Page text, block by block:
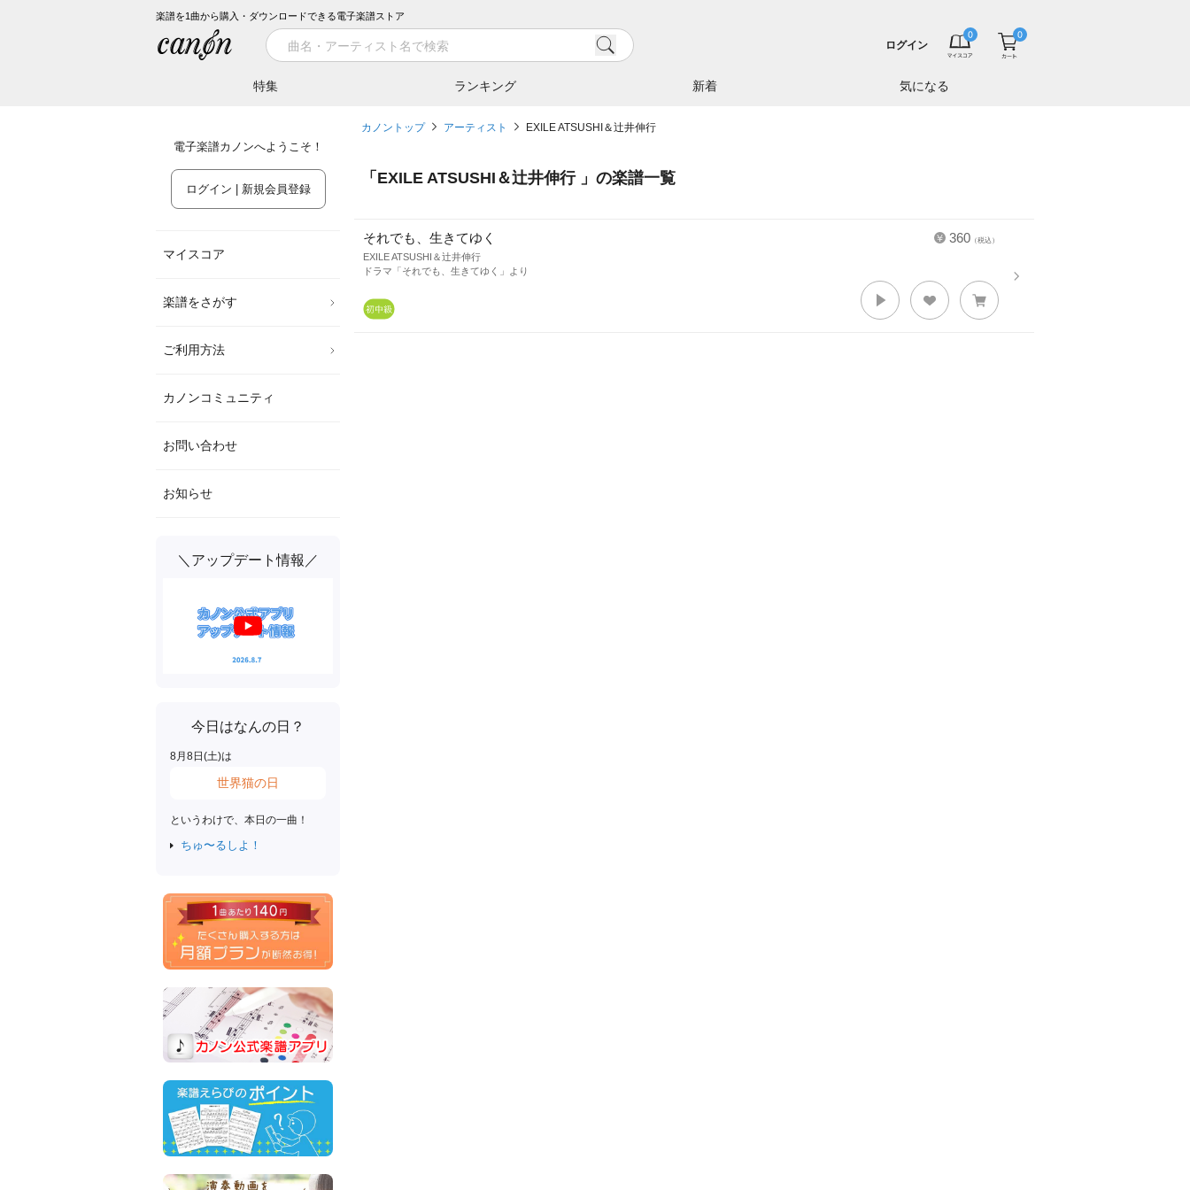
楽譜を1曲から購入・ダウンロードできる電子楽譜ストア
特集 ランキング 新着 気になる
ログイン
電子楽譜カノンへようこそ！
ログイン | 新規会員登録
マイスコア
楽譜をさがす
ご利用方法
カノンコミュニティ
お問い合わせ
お知らせ
＼アップデート情報／
今日はなんの日？
8月 8日(土)は
世界猫の日
というわけで、本日の一曲！
ちゅ〜るしよ！
カノントップ アーティスト EXILE ATSUSHI＆辻井伸行
「 EXILE ATSUSHI＆辻井伸行 」の楽譜一覧
360 （税込）
それでも、生きてゆく
EXILE ATSUSHI＆辻井伸行
ドラマ「それでも、生きてゆく」より